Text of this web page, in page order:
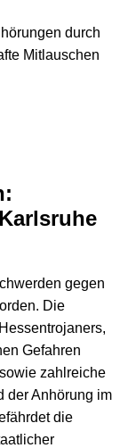
durch
Mitlauschen
gegen
Die
Gefahren
zahlreiche
der Anhörung im
die